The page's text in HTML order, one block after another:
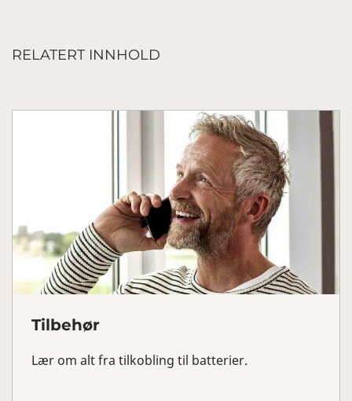
RELATERT INNHOLD
Tilbehør
Lær om alt fra tilkobling til batterier.